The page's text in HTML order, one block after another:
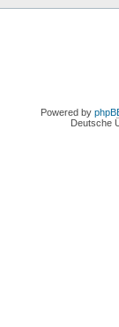
Powered by
Deutsche